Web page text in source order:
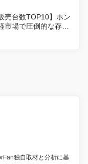
売台数TOP10】ホン
市場で圧倒的な存在
独自取材と分析に基